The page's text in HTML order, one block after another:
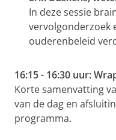
In deze sessie
vervolgonderzoek
ouderenbeleid
16:15 - 16:30 uur:
Korte samenvatting
van de dag en
programma.